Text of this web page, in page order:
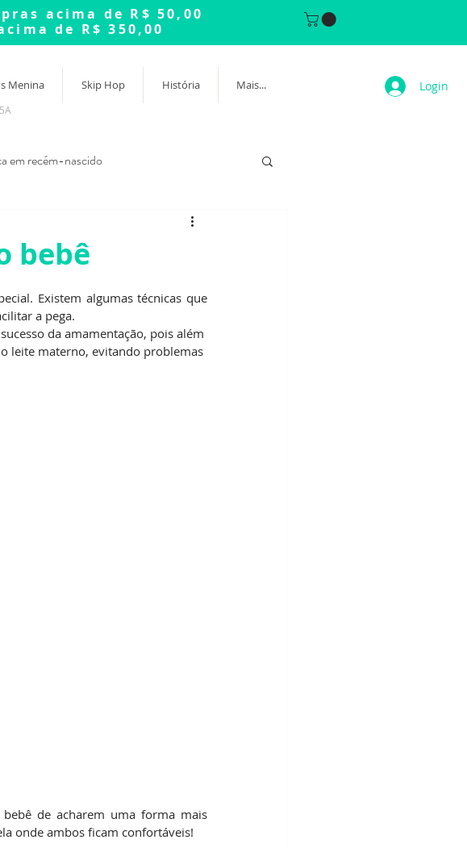
acima de R$ 50,00
de R$ 350,00
Menina Skip Hop História Mais... Login
em recém-nascido
bebê
Existem algumas técnicas que
a pega.
da amamentação, pois além
leite materno, evitando problemas
de acharem uma forma mais
onde ambos ficam confortáveis!